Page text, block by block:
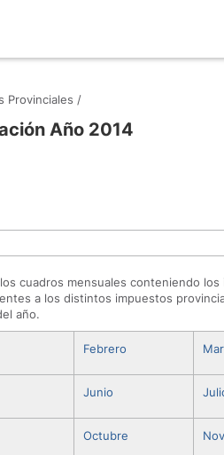
Provinciales /
Año 2014
cuadros mensuales conteniendo
a los distintos impuestos
año.
Febrero
Junio
Octubre